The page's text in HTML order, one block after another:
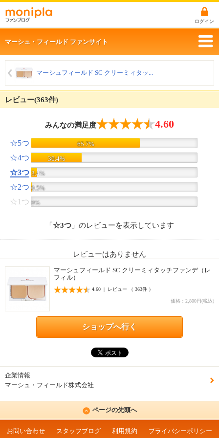
ログイン
マーシュ・フィールド ファンサイト
マーシュフィールド SC クリーミィタッ...
レビュー(363件)
みんなの満足度 4.60
☆5つ 65.7%
☆4つ 30.4%
☆3つ 3.4%
☆2つ 0.5%
☆1つ 0%
「 ☆3つ」のレビューを表示しています
レビューはありません
マーシュフィールド SC クリーミィタッチファンデ（レ
フィル）
4.60 | レビュー （ 363件 ）
価格：2,800円(税込)
ショップへ行く
企業情報
マーシュ・フィールド株式会社
ページの先頭へ
お問い合わせ スタッフブログ 利用規約 プライバシーポリシー